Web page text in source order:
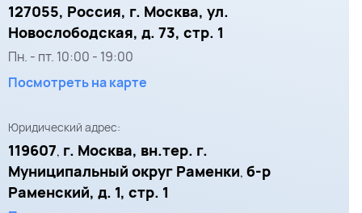
127055, Россия, г. Москва, ул.
Новослободская, д. 73, стр. 1
Пн. - пт. 10:00 - 19:00
Посмотреть на карте
Юридический адрес:
119607, г. Москва, вн.тер. г.
Муниципальный округ Раменки, б-р
Раменский, д. 1, стр. 1